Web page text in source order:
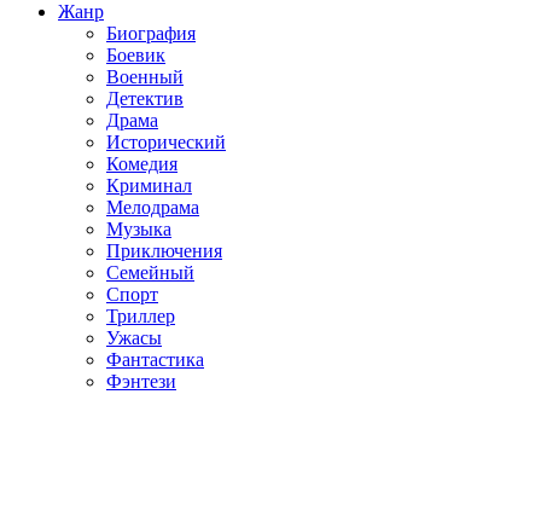
Жанр
Биография
Боевик
Военный
Детектив
Драма
Исторический
Комедия
Криминал
Мелодрама
Музыка
Приключения
Семейный
Спорт
Триллер
Ужасы
Фантастика
Фэнтези